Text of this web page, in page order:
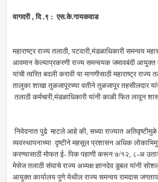
वागदरी , दि .९ : एस.के.गायकवाड
महाराष्ट्र राज्य तलाठी, पटवारी,मंडळाधिकारी समन्वय
आवमान केल्याप्रकरणी राज्य समन्वयक जमावबंदी आयुक्त
यांची त्वरित बदली करावी या मागणीसाठी महाराष्ट्र राज्य
तालुका शाखा तुळजापूरच्या वतीने तुळजापूर तहसीलदार
तलाठी कर्मचारी,मंडळाधिकारी यांनी काळी फित लावून
निवेदनात पुढे म्हटले आहे की, सध्या राज्यात
व्यवस्थापनाच्या दृष्टीने महसूल प्रशासन अधिक
करण्यासाठी मोफत ई- पिक पहाणी करून ७/१२, ८-अ
मेसेज तलाठी संघाचे राज्य अध्यक्ष ज्ञानदेव डुबल यांनी
आयुक्त कार्यालय पुणे येथील राज्य समन्वय रामदास